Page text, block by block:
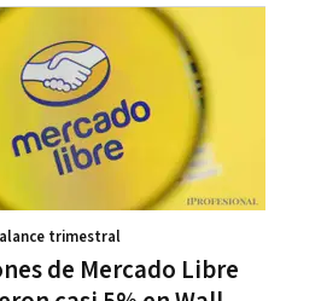
de Mercado Libre
trimestral